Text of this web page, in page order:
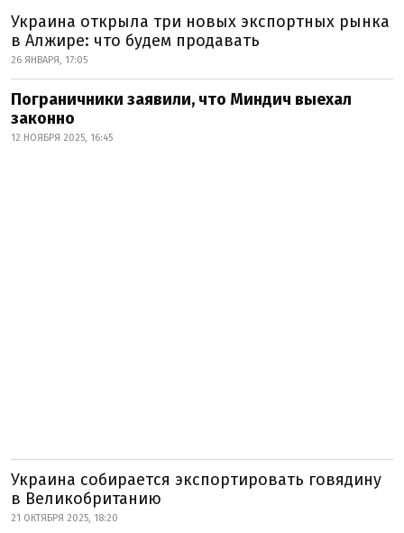
Украина открыла три новых экспортных рынка
в Алжире: что будем продавать
26 ЯНВАРЯ, 17:05
Пограничники заявили, что Миндич выехал
законно
12 НОЯБРЯ 2025, 16:45
Украина собирается экспортировать говядину
в Великобританию
21 ОКТЯБРЯ 2025, 18:20